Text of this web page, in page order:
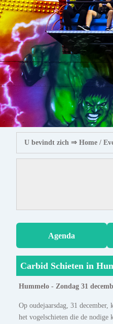
U bevindt zich ⇒ Home /
Agenda
Carbid Schieten in
Hummelo - Zondag 31
Op oudejaarsdag, 31
het vogelschieten die de nodige